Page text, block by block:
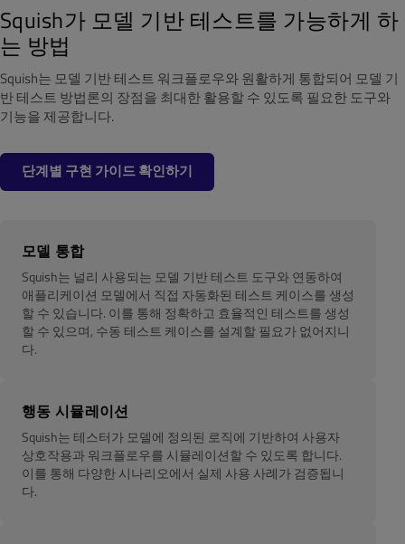
Squish가 모델 기반 테스트를 가능하게 하
는 방법
Squish는 모델 기반 테스트 워크플로우와 원활하게 통합되어 모델 기
반 테스트 방법론의 장점을 최대한 활용할 수 있도록 필요한 도구와
기능을 제공합니다.
단계별 구현 가이드 확인하기
모델 통합
Squish는 널리 사용되는 모델 기반 테스트 도구와 연동하여
애플리케이션 모델에서 직접 자동화된 테스트 케이스를 생성
할 수 있습니다. 이를 통해 정확하고 효율적인 테스트를 생성
할 수 있으며, 수동 테스트 케이스를 설계할 필요가 없어지니
다.
행동 시뮬레이션
Squish는 테스터가 모델에 정의된 로직에 기반하여 사용자
상호작용과 워크플로우를 시뮬레이션할 수 있도록 합니다.
이를 통해 다양한 시나리오에서 실제 사용 사례가 검증됩니
다.